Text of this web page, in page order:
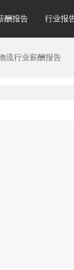
酬报告 行业报
流行业薪酬报告